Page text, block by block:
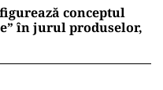
conceptul
în jurul produselor,